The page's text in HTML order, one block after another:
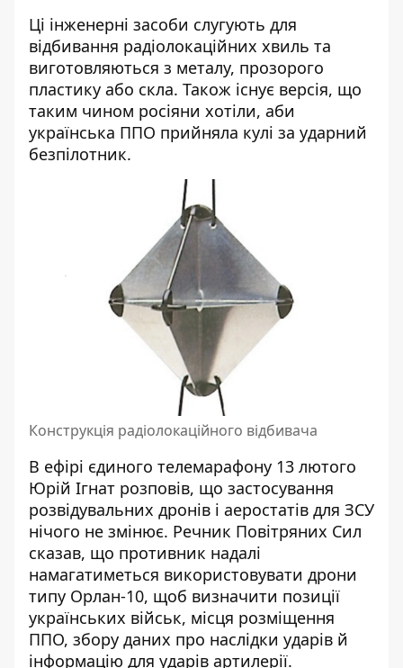
Ці інженерні засоби слугують для
відбивання радіолокаційних хвиль та
виготовляються з металу, прозорого
пластику або скла. Також існує версія, що
таким чином росіяни хотіли, аби
українська ППО прийняла кулі за ударний
безпілотник.
Конструкція радіолокаційного відбивача
В ефірі єдиного телемарафону 13 лютого
Юрій Ігнат розповів, що застосування
розвідувальних дронів і аеростатів для ЗСУ
нічого не змінює. Речник Повітряних Сил
сказав, що противник надалі
намагатиметься використовувати дрони
типу Орлан-10, щоб визначити позиції
українських військ, місця розміщення
ППО, збору даних про наслідки ударів й
інформацію для ударів артилерії.